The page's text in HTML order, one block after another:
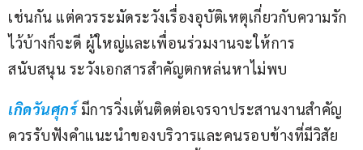
เช่นกัน แต่ควรระมัดระวังเรื่องอุบัติเหตุเกี่ยวกับความรัก
ไว้บ้างก็จะดี ผู้ใหญ่และเพื่อนร่วมงานจะให้การ
สนับสนุน ระวังเอกสารสำคัญตกหล่นหาไม่พบ
เกิดวันศุกร์ มีการวิ่งเต้นติดต่อเจรจาประสานงานสำคัญ
ควรรับฟังคำแนะนำของบริวารและคนรอบข้างที่มีวิสัย